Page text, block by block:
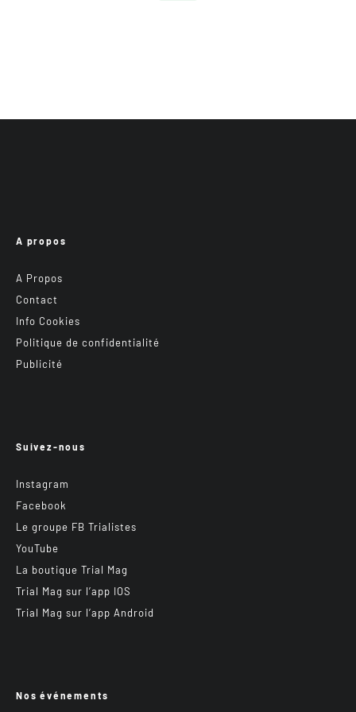
A propos
A Propos
Contact
Info Cookies
Politique de confidentialité
Publicité
Suivez-nous
Instagram
Facebook
Le groupe FB Trialistes
YouTube
La boutique Trial Mag
Trial Mag sur l’app IOS
Trial Mag sur l’app Android
Nos événements